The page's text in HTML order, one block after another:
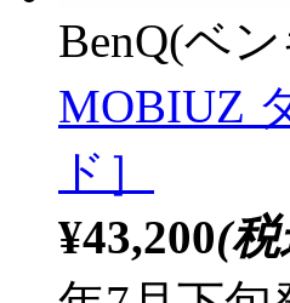
BenQ(ベ
MOBIUZ
ド］
¥43,200(税